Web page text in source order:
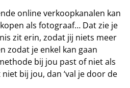
online verkoopkanalen kan
als fotograaf… Dat zie je
zit erin, zodat jij niets meer
zodat je enkel kan gaan
bij jou past of niet als
bij jou, dan ‘val je door de